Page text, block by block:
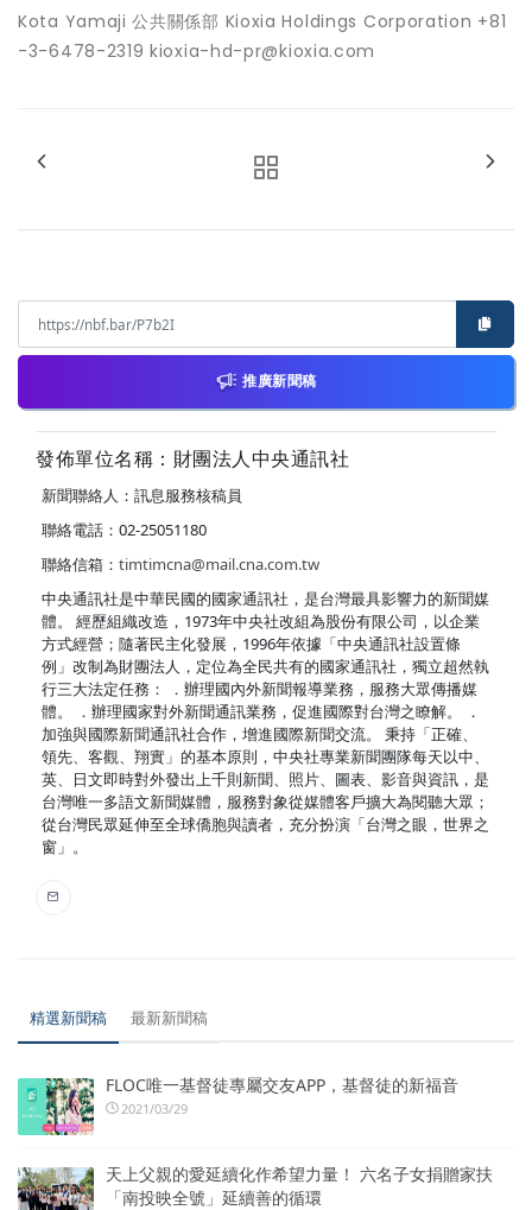
Kota Yamaji 公共關係部 Kioxia Holdings Corporation +81
-3-6478-2319 kioxia-hd-pr@kioxia.com
推廣新聞稿
發佈單位名稱：財團法人中央通訊社
新聞聯絡人：訊息服務核稿員
聯絡電話：02-25051180
聯絡信箱： timtimcna@mail.cna.com.tw
中央通訊社是中華民國的國家通訊社，是台灣最具影響力的新聞媒
體。 經歷組織改造，1973年中央社改組為股份有限公司，以企業
方式經營；隨著民主化發展，1996年依據「中央通訊社設置條
例」改制為財團法人，定位為全民共有的國家通訊社，獨立超然執
行三大法定任務： ．辦理國內外新聞報導業務，服務大眾傳播媒
體。 ．辦理國家對外新聞通訊業務，促進國際對台灣之瞭解。 ．
加強與國際新聞通訊社合作，增進國際新聞交流。 秉持「正確、
領先、客觀、翔實」的基本原則，中央社專業新聞團隊每天以中、
英、日文即時對外發出上千則新聞、照片、圖表、影音與資訊，是
台灣唯一多語文新聞媒體，服務對象從媒體客戶擴大為閱聽大眾；
從台灣民眾延伸至全球僑胞與讀者，充分扮演「台灣之眼，世界之
窗」。
精選新聞稿 最新新聞稿
FLOC唯一基督徒專屬交友APP，基督徒的新福音
2021/03/29
天上父親的愛延續化作希望力量！ 六名子女捐贈家扶
「南投映全號」延續善的循環